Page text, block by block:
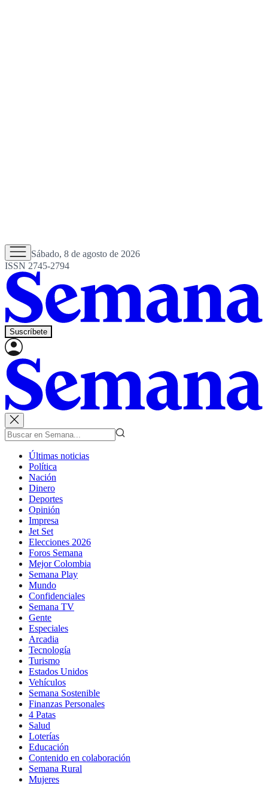
Sábado, 8 de agosto de 2026
ISSN 2745-2794
Suscríbete
Últimas noticias
Política
Nación
Dinero
Deportes
Opinión
Impresa
Jet Set
Elecciones 2026
Foros Semana
Mejor Colombia
Semana Play
Mundo
Confidenciales
Semana TV
Gente
Especiales
Arcadia
Tecnología
Turismo
Estados Unidos
Vehículos
Semana Sostenible
Finanzas Personales
4 Patas
Salud
Loterías
Educación
Contenido en colaboración
Semana Rural
Mujeres